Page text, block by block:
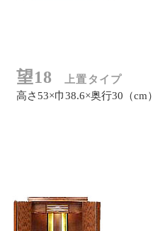
望18
上置タイプ
高さ53×巾38.6×奥行30（cm）